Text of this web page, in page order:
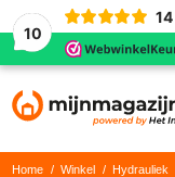
10
14
Home / Winkel / Hydrauliek